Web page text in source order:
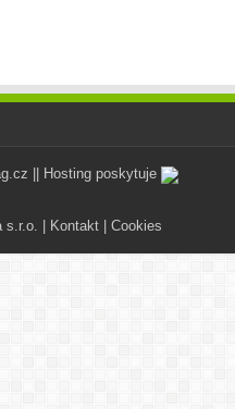
|| Hosting poskytuje
| Kontakt Cookies